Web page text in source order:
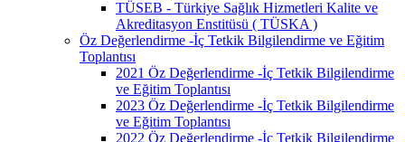
TÜSEB - Türkiye Sağlık Hizmetleri Kalite ve
Akreditasyon Enstitüsü ( TÜSKA )
Öz Değerlendirme -İç Tetkik Bilgilendirme ve Eğitim
Toplantısı
2021 Öz Değerlendirme -İç Tetkik Bilgilendirme
ve Eğitim Toplantısı
2023 Öz Değerlendirme -İç Tetkik Bilgilendirme
ve Eğitim Toplantısı
2022 Öz Değerlendirme -İç Tetkik Bilgilendirme